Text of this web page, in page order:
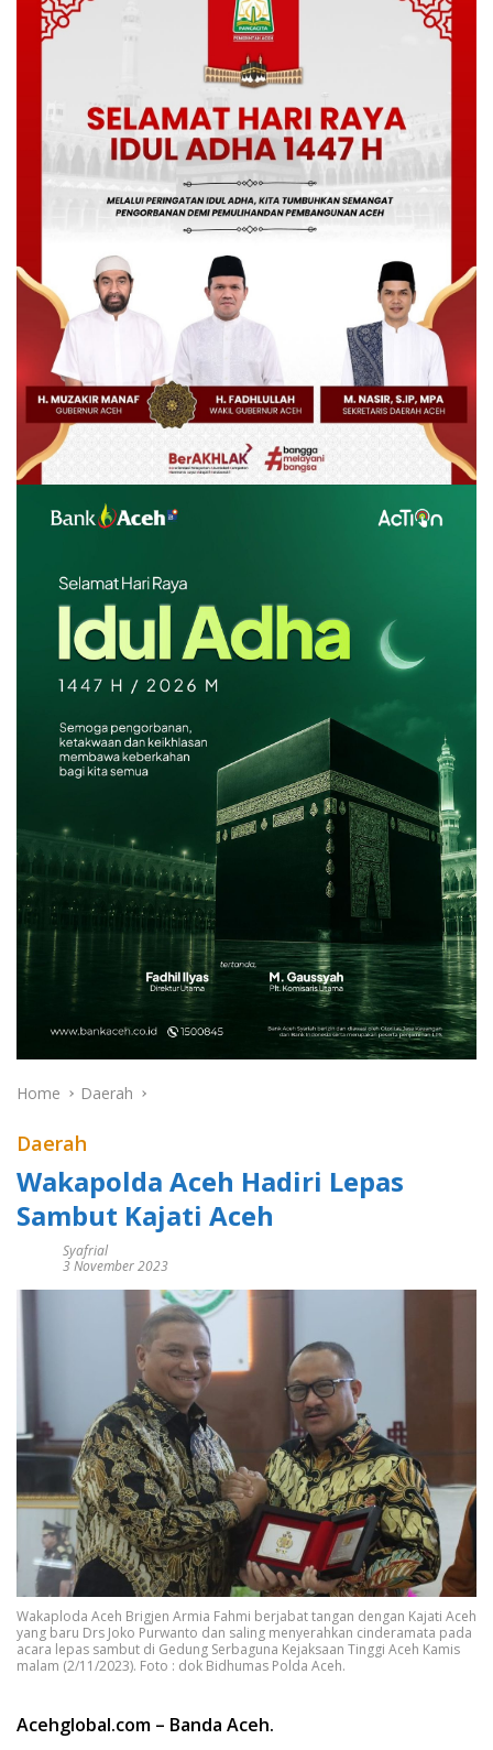
Home Daerah
Daerah
Wakapolda Aceh Hadiri Lepas
Sambut Kajati Aceh
Syafrial
3 November 2023
Wakaploda Aceh Brigjen Armia Fahmi berjabat tangan dengan Kajati Aceh
yang baru Drs Joko Purwanto dan saling menyerahkan cinderamata pada
acara lepas sambut di Gedung Serbaguna Kejaksaan Tinggi Aceh Kamis
malam (2/11/2023). Foto : dok Bidhumas Polda Aceh.
Acehglobal.com – Banda Aceh.